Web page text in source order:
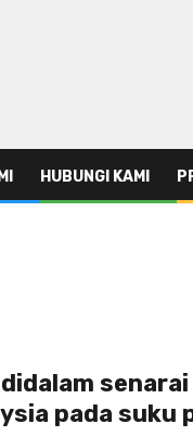
HUBUNGI KAMI
pada suku